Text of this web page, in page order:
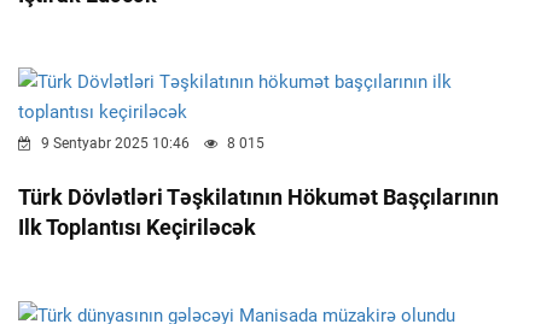
9 Sentyabr 2025 10:46 8 015
Türk Dövlətləri Təşkilatının Hökumət Başçılarının
Ilk Toplantısı Keçiriləcək